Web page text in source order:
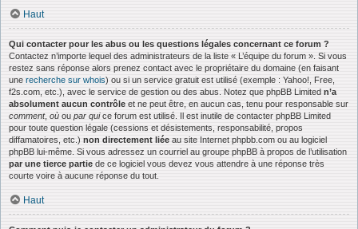
Haut
Qui contacter pour les abus ou les questions légales concernant ce forum ?
Contactez n’importe lequel des administrateurs de la liste « L’équipe du forum ». Si vous
restez sans réponse alors prenez contact avec le propriétaire du domaine (en faisant
une recherche sur whois) ou si un service gratuit est utilisé (exemple : Yahoo!, Free,
f2s.com, etc.), avec le service de gestion ou des abus. Notez que phpBB Limited n’a
absolument aucun contrôle et ne peut être, en aucun cas, tenu pour responsable sur
comment, où ou par quice forum est utilisé. Il est inutile de contacter phpBB Limited
pour toute question légale (cessions et désistements, responsabilité, propos
diffamatoires, etc.) non directement liée au site Internet phpbb.com ou au logiciel
phpBB lui-même. Si vous adressez un courriel au groupe phpBB à propos de l’utilisation
par une tierce partie de ce logiciel vous devez vous attendre à une réponse très
courte voire à aucune réponse du tout.
Haut